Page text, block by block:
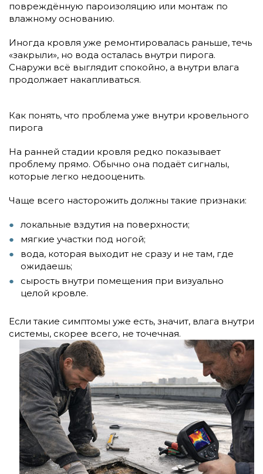
повреждённую пароизоляцию или монтаж по
влажному основанию.
Иногда кровля уже ремонтировалась раньше, течь
«закрыли», но вода осталась внутри пирога.
Снаружи всё выглядит спокойно, а внутри влага
продолжает накапливаться.
Как понять, что проблема уже внутри кровельного
пирога
На ранней стадии кровля редко показывает
проблему прямо. Обычно она подаёт сигналы,
которые легко недооценить.
Чаще всего насторожить должны такие признаки:
локальные вздутия на поверхности;
мягкие участки под ногой;
вода, которая выходит не сразу и не там, где
ожидаешь;
сырость внутри помещения при визуально
целой кровле.
Если такие симптомы уже есть, значит, влага внутри
системы, скорее всего, не точечная.